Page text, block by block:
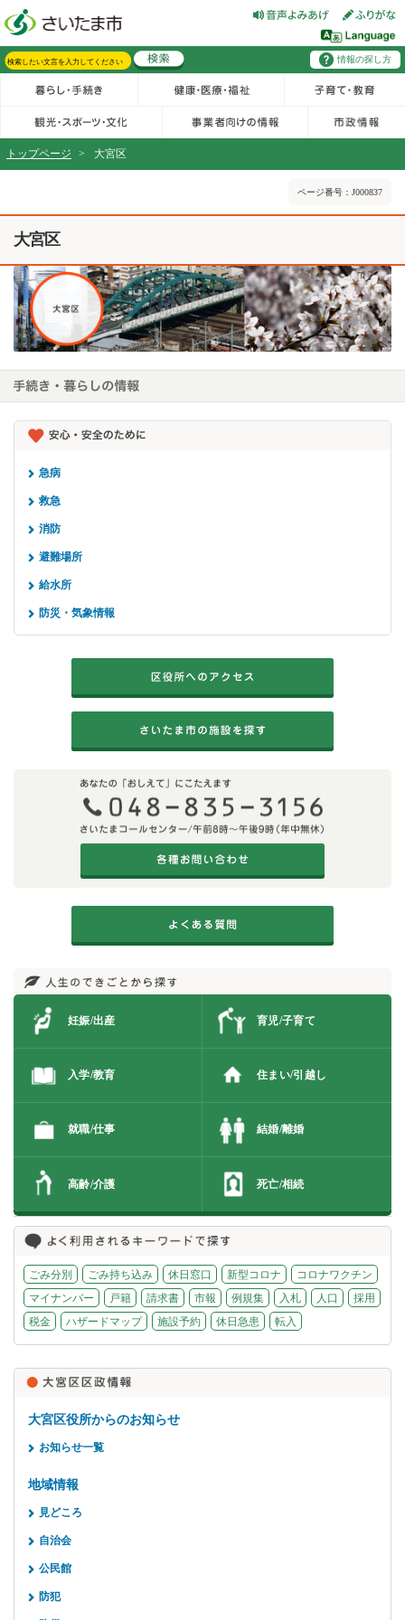
情報の探し方
トップページ > 大宮区
ページ番号：J000837
大宮区
急病
救急
消防
避難場所
給水所
防災・気象情報
妊娠/出産 育児/子育て
入学/教育 住まい/引越し
就職/仕事 結婚/離婚
高齢/介護 死亡/相続
ごみ分別 ごみ持ち込み 休日窓口 新型コロナ
コロナワクチン
マイナンバー
戸籍 請求書 市報 例規集 入札 人口
採用
税金
ハザードマップ 施設予約 休日急患 転入
大宮区役所からのお知らせ
お知らせ一覧
地域情報
見どころ
自治会
公民館
防犯